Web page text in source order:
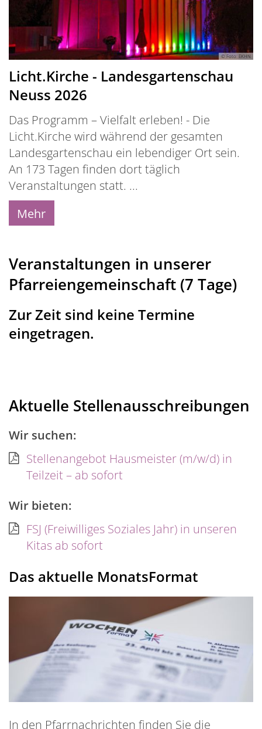
© Foto: EKHN
Licht.Kirche - Landesgartenschau
Neuss 2026
Das Programm – Vielfalt erleben! - Die
Licht.Kirche wird während der gesamten
Landesgartenschau ein lebendiger Ort sein.
An 173 Tagen finden dort täglich
Veranstaltungen statt. ...
Mehr
Veranstaltungen in unserer
Pfarreiengemeinschaft (7 Tage)
Zur Zeit sind keine Termine
eingetragen.
Aktuelle Stellenausschreibungen
Wir suchen:
Stellenangebot Hausmeister (m/w/d) in
Teilzeit – ab sofort
Wir bieten:
FSJ (Freiwilliges Soziales Jahr) in unseren
Kitas ab sofort
Das aktuelle MonatsFormat
In den Pfarrnachrichten finden Sie die